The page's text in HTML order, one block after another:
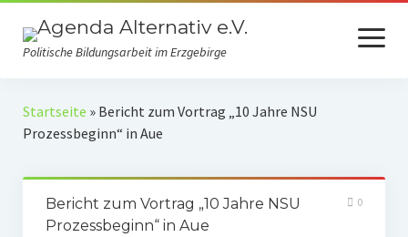
Politische Bildungsarbeit im Erzgebirge
Menü
öffnen
Verein
Auszeichnungen
Startseite » Bericht zum Vortrag „10 Jahre NSU
Prozessbeginn“ in Aue
Bericht zum Vortrag „10 Jahre NSU
Prozessbeginn“ in Aue
0